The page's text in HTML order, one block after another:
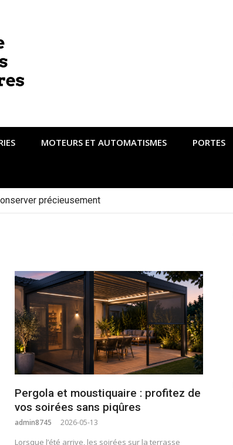
MOTEURS ET AUTOMATISMES PORTES
précieusement
Pergola et moustiquaire : profitez de
vos soirées sans piqûres
admin8745 2026-05-13
Lorsque l’été arrive, les soirées sur la terrasse